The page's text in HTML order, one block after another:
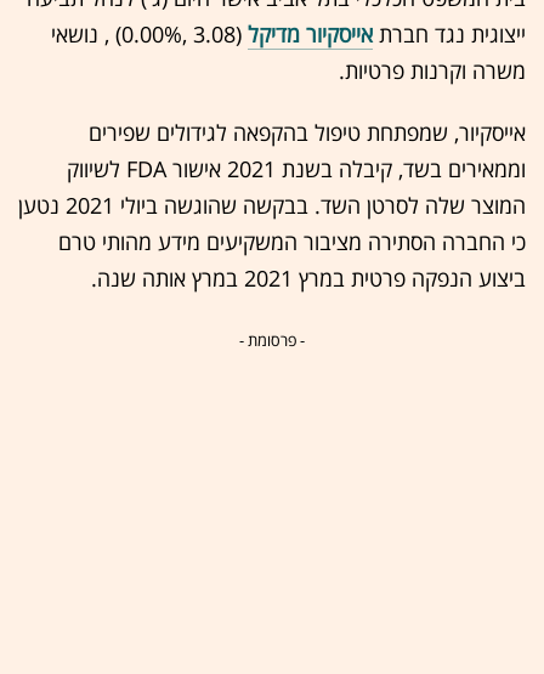
ייצוגית נגד חברתאייסקיור מדיקל (3.08 ,‎
0.00%‏) , נושאי
משרה וקרנות פרטיות.
אייסקיור, שמפתחת טיפול בהקפאה לגידולים שפירים
וממאירים בשד, קיבלה בשנת 2021 אישור FDA לשיווק
המוצר שלה לסרטן השד. בבקשה שהוגשה ביולי 2021 נטען
כי החברה הסתירה מציבור המשקיעים מידע מהותי טרם
ביצוע הנפקה פרטית במרץ 2021 במרץ אותה שנה.
- פרסומת -